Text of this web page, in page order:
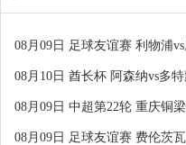
08月09日 足球友谊赛 利物浦
08月10日 酋长杯 阿森纳vs多
08月09日 中超第22轮 重庆铜
08月09日 足球友谊赛 费伦茨